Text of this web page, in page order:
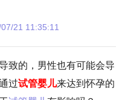
21 11:35:11
致的，男性也有可能会导
过试管婴儿来达到怀孕的